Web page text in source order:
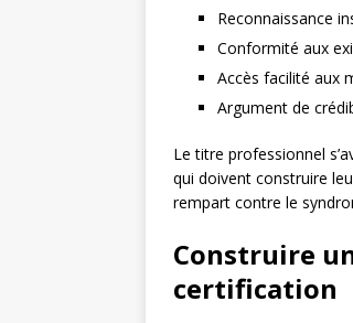
Reconnaissance
Conformité aux
Accès facilité aux
Argument de
Le titre professionnel
qui doivent construire
rempart contre le
Construire
certification